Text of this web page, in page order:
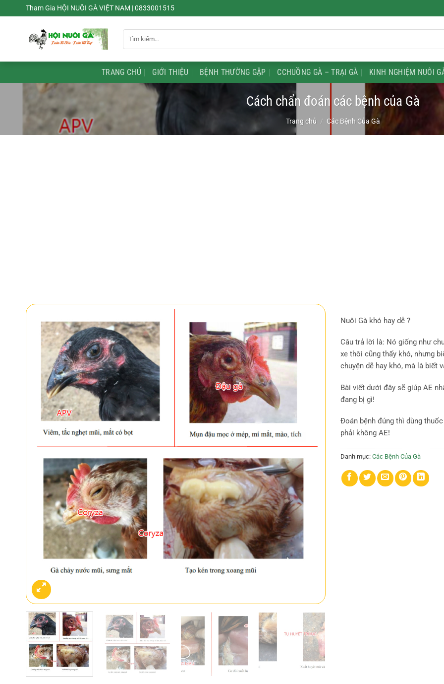
đến
Tham Gia HỘI NUÔI GÀ VIỆT NAM | 0833001515
kiếm:
TRANG CHỦ GIỚI THIỆU BỆNH THƯỜNG GẶP CCHUỒNG GÀ – TRẠI GÀ KINH NGHIỆM NUÔI
Cách chẩn đoán các bệnh của Gà
Trang chủ / Các Bệnh Của Gà
Nuôi Gà khó hay dễ ?
Câu trả lời là: Nó giống như
xe thôi cũng thấy khó, nhưng
chuyện dễ hay khó, mà là biết
Bài viết dưới đây sẽ giúp AE
đang bị gì!
Đoán bệnh đúng thì dùng
phải không AE!
Danh mục: Các Bệnh Của Gà